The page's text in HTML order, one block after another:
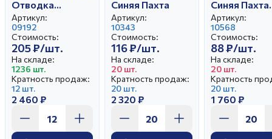
Отводка
золотом
Артикул:
09192
Стоимость:
205 ₽/шт.
На складе:
1236 шт.
Кратность продаж:
12 шт.
2 460 ₽
Синяя Пахта
Артикул:
10343
Стоимость:
116 ₽/шт.
На складе:
20 шт.
Кратность продаж:
20 шт.
2 320 ₽
Синяя Пахта
эконом
Артикул:
10568
Стоимость:
88 ₽/шт.
На складе:
20 шт.
Кратность
20 шт.
1 760 ₽